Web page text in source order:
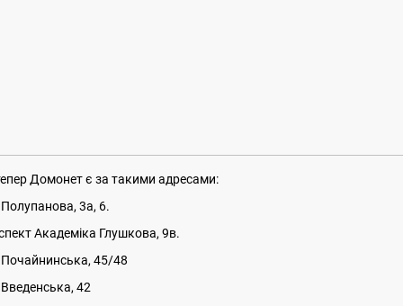
Домонет є за такими адресами:
3а, 6.
Академіка Глушкова, 9в.
45/48
42